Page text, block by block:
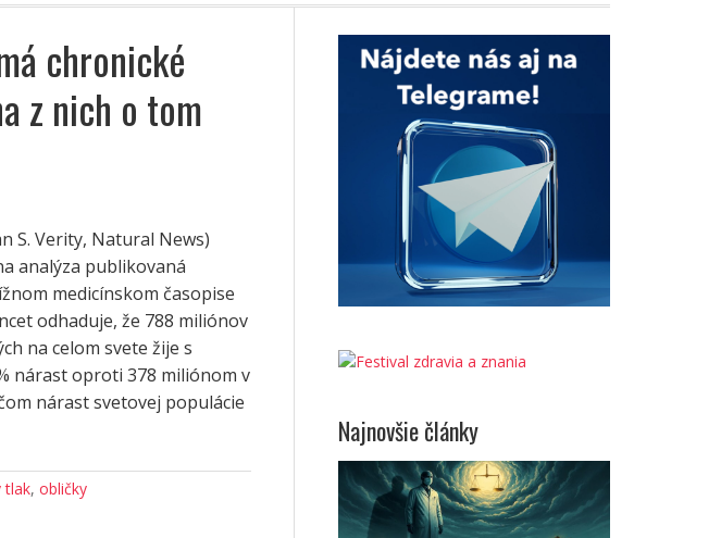
chronické
z nich o tom
S. Verity, Natural News)
analýza publikovaná
medicínskom časopise
odhaduje, že 788 miliónov
na celom svete žije s
nárast oproti 378 miliónom v
nárast svetovej populácie
tlak, obličky
Najnovšie články